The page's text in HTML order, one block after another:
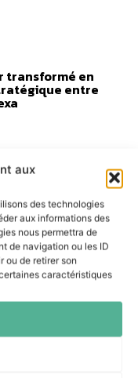
aux
des technologies
aux informations des
nous permettra de
de navigation ou les ID
ou de retirer son
caractéristiques
transformé en
entre
et campagnes
cyber de